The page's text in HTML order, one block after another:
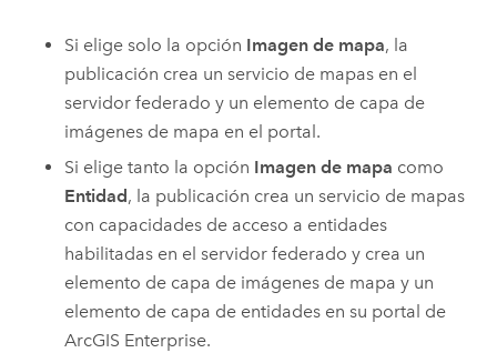
Si elige solo la opción Imagen de mapa, la
publicación crea un servicio de mapas en el
servidor federado y un elemento de capa de
imágenes de mapa en el portal.
Si elige tanto la opción Imagen de mapa como
Entidad, la publicación crea un servicio de mapas
con capacidades de acceso a entidades
habilitadas en el servidor federado y crea un
elemento de capa de imágenes de mapa y un
elemento de capa de entidades en su portal de
ArcGIS Enterprise.